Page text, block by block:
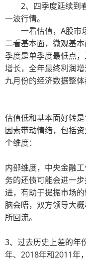
2、四季度延续到
一波行情。
一看估值，A股市
二看基本面，微观基
季度是单季度最低点
增长，全年最终利润
九月份的经济数据整
估值低和基本面好转
因素带动情绪，包括
个维度：
内部维度，中央金融
务的还债可能会进一
进，有助于提振市场
脑会晤，双方领导大
所回流。
3、过去历史上差的年
年、2018年和2011年